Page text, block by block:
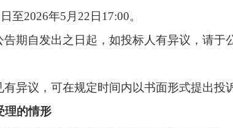
日至2026年5 月 22 日 17:00。
告期自发出之日起，如投标人有异议，请于
异议，可在规定时间内以书面形式提出投
理的情形